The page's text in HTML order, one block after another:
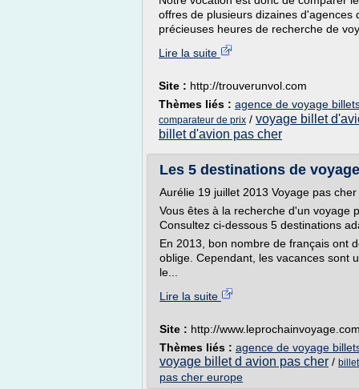
offres de plusieurs dizaines
précieuses heures de recherche de
Lire la suite
Site : http://trouverunvol.com
Thèmes liés : agence de voyage
comparateur de prix / voyage billet
billet d'avion pas cher
Les 5 destinations de
Aurélie 19 juillet 2013 Voyage pas cher
Vous êtes à la recherche d'un voyage
Consultez ci-dessous 5 destinations
En 2013, bon nombre de français ont
oblige. Cependant, les vacances sont
le...
Lire la suite
Site : http://
Thèmes liés : agence de voyage
voyage billet d avion pas cher /
pas cher europe